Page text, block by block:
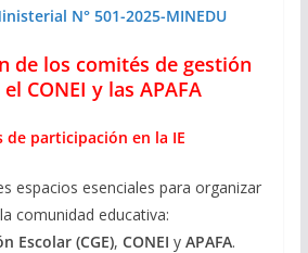
N° 501-2025-MINEDU
de los comités de gestión
CONEI y las APAFA
de participación en la IE
espacios esenciales para organizar
comunidad educativa:
Escolar (CGE), CONEI y APAFA.